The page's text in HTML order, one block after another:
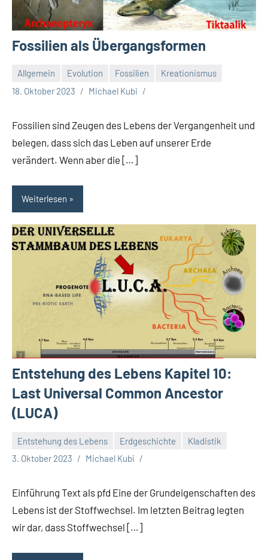
Fossilien als Übergangsformen
Allgemein Evolution Fossilien
Kreationismus
18. Oktober 2023
Michael Kubi
Fossilien sind Zeugen des Lebens der Vergangenheit und
belegen, dass sich das Leben auf unserer Erde
verändert. Wenn aber die […]
Weiterlesen
Entstehung des Lebens Kapitel 10:
Last Universal Common Ancestor
(LUCA)
Entstehung des Lebens Erdgeschichte
Kladistik
3. Oktober 2023
Michael Kubi
Einführung Text als pfd Eine der Grundeigenschaften des
Lebens ist der Stoffwechsel. Im letzten Beitrag legten
wir dar, dass Stoffwechsel […]